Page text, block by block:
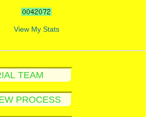
View My Stats
TEAM
PROCESS